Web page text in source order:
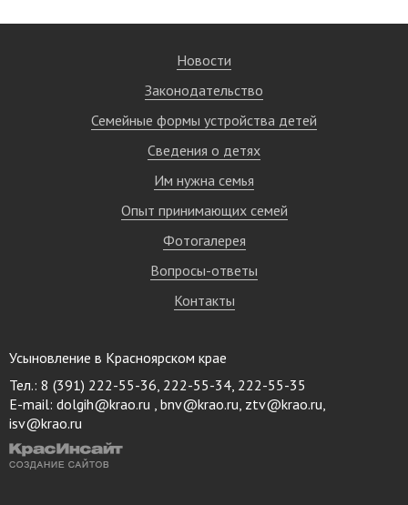
Новости
Законодательство
Семейные формы устройства детей
Сведения о детях
Им нужна семья
Опыт принимающих семей
Фотогалерея
Вопросы-ответы
Контакты
Усыновление в Красноярском крае
Тел.: 8 (391) 222-55-36, 222-55-34, 222-55-35
E-mail: dolgih@krao.ru , bnv@krao.ru, ztv@krao.ru,
isv@krao.ru